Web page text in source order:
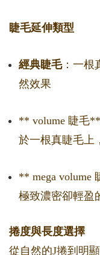
睫毛延伸類型
經典睫毛：一根
然效果
** volume 睫毛
於一根真睫毛上
** mega volume
極致濃密卻輕盈
捲度與長度選擇
從自然的J捲到明